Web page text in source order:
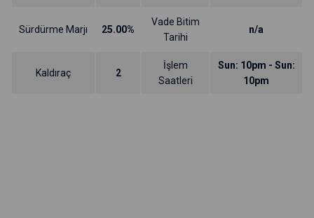
Sürdürme Marjı 25.00%
Vade Bitim
Tarihi
n/a
Kaldıraç 2
İşlem
Saatleri
Sun: 10pm - Sun:
10pm